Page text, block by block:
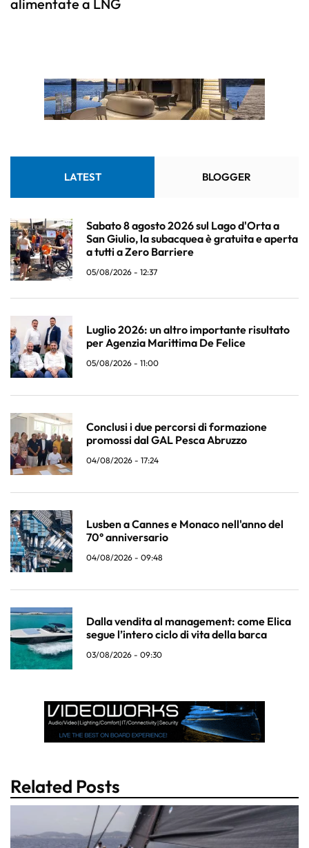
alimentate a LNG
LATEST BLOGGER
Sabato 8 agosto 2026 sul Lago d'Orta a
San Giulio, la subacquea è gratuita e aperta
a tutti a Zero Barriere
05/08/2026 - 12:37
Luglio 2026: un altro importante risultato
per Agenzia Marittima De Felice
05/08/2026 - 11:00
Conclusi i due percorsi di formazione
promossi dal GAL Pesca Abruzzo
04/08/2026 - 17:24
Lusben a Cannes e Monaco nell'anno del
70° anniversario
04/08/2026 - 09:48
Dalla vendita al management: come Elica
segue l’intero ciclo di vita della barca
03/08/2026 - 09:30
Related Posts